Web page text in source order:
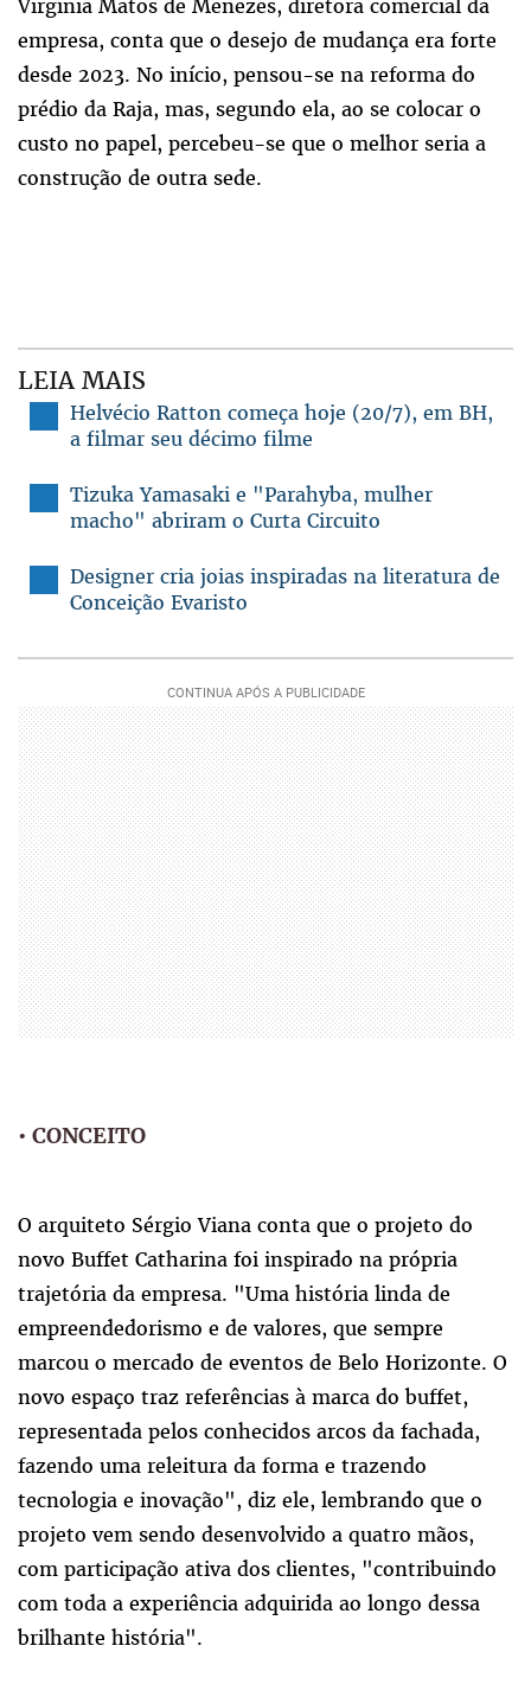
Virginia Matos de Menezes, diretora comercial da
empresa, conta que o desejo de mudança era forte
desde 2023. No início, pensou-se na reforma do
prédio da Raja, mas, segundo ela, ao se colocar o
custo no papel, percebeu-se que o melhor seria a
construção de outra sede.
LEIA MAIS
Helvécio Ratton começa hoje (20/7), em BH,
a filmar seu décimo filme
Tizuka Yamasaki e "Parahyba, mulher
macho" abriram o Curta Circuito
Designer cria joias inspiradas na literatura de
Conceição Evaristo
• CONCEITO
O arquiteto Sérgio Viana conta que o projeto do
novo Buffet Catharina foi inspirado na própria
trajetória da empresa. "Uma história linda de
empreendedorismo e de valores, que sempre
marcou o mercado de eventos de Belo Horizonte. O
novo espaço traz referências à marca do buffet,
representada pelos conhecidos arcos da fachada,
fazendo uma releitura da forma e trazendo
tecnologia e inovação", diz ele, lembrando que o
projeto vem sendo desenvolvido a quatro mãos,
com participação ativa dos clientes, "contribuindo
com toda a experiência adquirida ao longo dessa
brilhante história".